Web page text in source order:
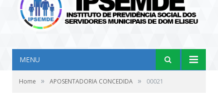
MENU
Home » APOSENTADORIA CONCEDIDA » 00021